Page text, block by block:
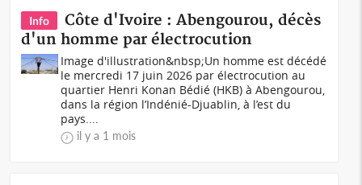
Info
Côte d'Ivoire : Abengourou, décès
d'un homme par électrocution
Image d'illustration&nbsp;Un homme est décédé
le mercredi 17 juin 2026 par électrocution au
quartier Henri Konan Bédié (HKB) à Abengourou,
dans la région l’Indénié-Djuablin, à l’est du
pays....
il y a 1 mois